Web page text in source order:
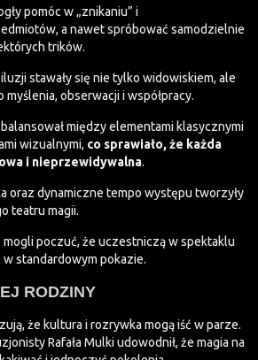
pomóc w „znikaniu” i
a nawet spróbować samodzielnie
trików.
stawały się nie tylko widowiskiem, ale
obserwacji i współpracy.
między elementami klasycznymi
wizualnymi, co sprawiało, że każda
i nieprzewidywalna.
oraz dynamiczne tempo występu tworzyły
teatru magii.
poczuć, że uczestniczą w spektaklu
standardowym pokazie.
RODZINY
że kultura i rozrywka mogą iść w parze.
Rafała Mulki udowodnił, że magia na